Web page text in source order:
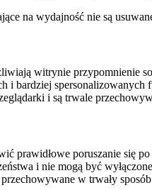
na wydajność nie są
witrynie przypomnienie
i bardziej
i są trwale
prawidłowe poruszanie się
i nie mogą być
w trwały